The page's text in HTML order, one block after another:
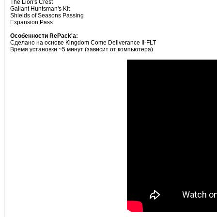
The Lion's Crest
Gallant Huntsman's Kit
Shields of Seasons Passing
Expansion Pass
Особенности RePack'а:
Сделано на основе Kingdom Come Deliverance II-FLT
Время установки ~5 минут (зависит от компьютера)